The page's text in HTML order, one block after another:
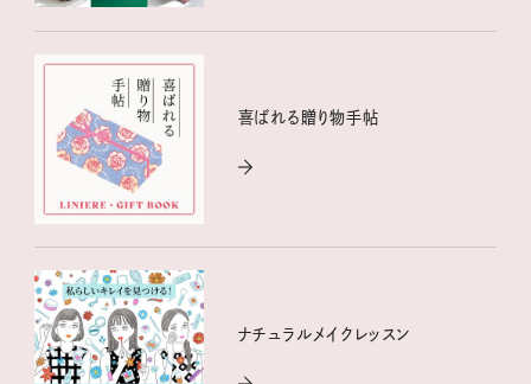
喜ばれる贈り物手帖
ナチュラルメイクレッスン